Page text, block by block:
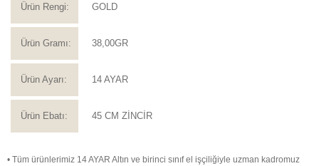
Ürün Rengi: GOLD
Ürün Gramı: 38,00GR
Ürün Ayarı: 14 AYAR
Ürün Ebatı: 45 CM ZİNCİR
• Tüm ürünlerimiz 14 AYAR Altın ve birinci sınıf el işçiliğiyle uzman kadromuz